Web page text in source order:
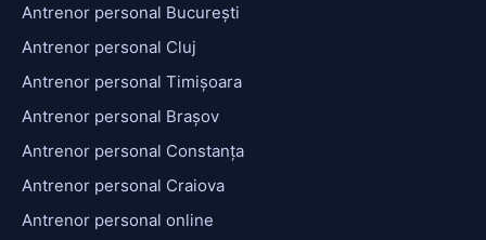
Antrenor personal București
Antrenor personal Cluj
Antrenor personal Timișoara
Antrenor personal Brașov
Antrenor personal Constanța
Antrenor personal Craiova
Antrenor personal online